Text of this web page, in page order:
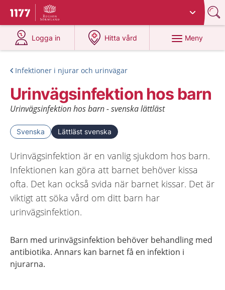
Till startsidan för 1177
Du har valt region
Logga in
på 1177.se
Hitta vård
på 1177.se
Meny
Infektioner i njurar och urinvägar
Urinvägsinfektion hos barn
Urinvägsinfektion hos barn - svenska lättläst
Svenska Lättläst svenska
Urinvägsinfektion är en vanlig sjukdom hos barn.
Infektionen kan göra att barnet behöver kissa
ofta. Det kan också svida när barnet kissar. Det är
viktigt att söka vård om ditt barn har
urinvägsinfektion.
Barn med urinvägsinfektion behöver behandling med
antibiotika. Annars kan barnet få en infektion i
njurarna.